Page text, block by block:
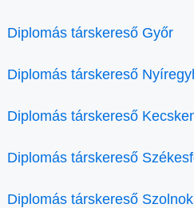
Diplomás társkereső Győr
Diplomás társkereső
Diplomás társkereső
Diplomás társkereső
Diplomás társkereső Szolnok